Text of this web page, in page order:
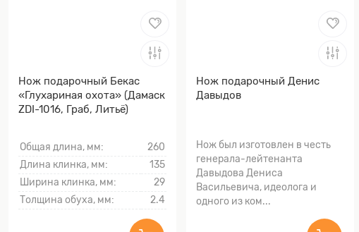
Нож подарочный Бекас
«Глухариная охота» (Дамаск
ZDI-1016, Граб, Литьё)
Общая длина, мм:
260
Длина клинка, мм:
135
Ширина клинка, мм:
29
Толщина обуха, мм:
2.4
Нож подарочный Денис
Давыдов
Нож был изготовлен в честь
генерала-лейтенанта
Давыдова Дениса
Васильевича, идеолога и
одного из ком...